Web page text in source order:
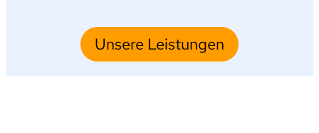
Unsere Leistungen